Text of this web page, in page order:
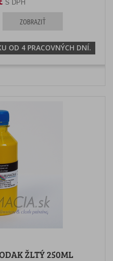
S DPH
ZOBRAZIŤ
OD 4 PRACOVNÝCH DNÍ.
ŽLTÝ 250ML